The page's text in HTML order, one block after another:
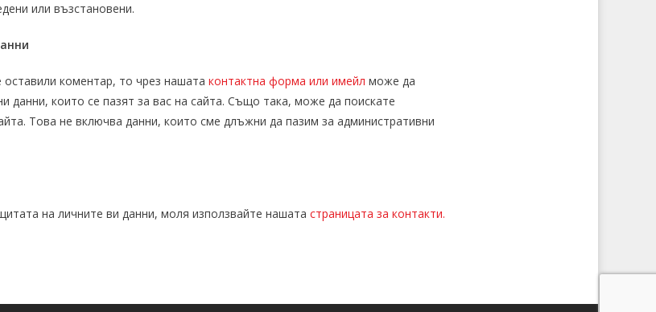
или възстановени.
коментар, то чрез нашата контактна форма или имейл може да
данни, които се пазят за вас на сайта. Също така, може да поискате
Това не включва данни, които сме длъжни да пазим за административни
на личните ви данни, моля използвайте нашата страницата за контакти.